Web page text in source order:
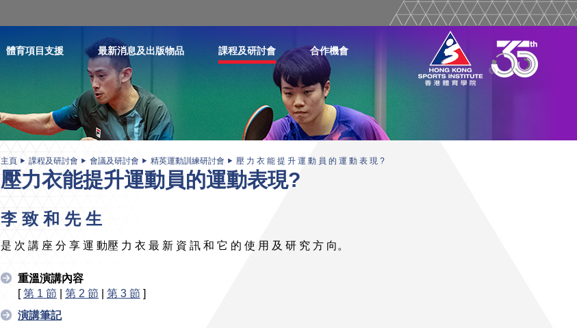
體育項目支援 最新消息及出版物品 課程及研討會 合作機會
主頁 課程及研討會 會議及研討會 精英運動訓練研討會 壓 力 衣 能 提 升 運 動 員 的 運 動 表 現 ?
壓力衣能提升運動員的運動表現?
李 致 和 先 生
是 次 講 座 分 享 運 動壓 力 衣 最 新 資 訊 和 它 的 使 用 及 研 究 方 向。
重溫演講內容
[第 1 節 | 第 2 節 | 第 3 節 ]
演講筆記